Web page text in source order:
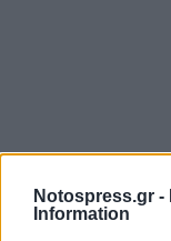
Notospress.gr -
Information